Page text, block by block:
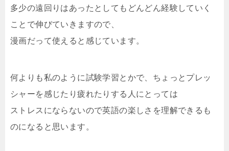
多少の遠回りはあったとしてもどんどん経験していく
ことで伸びていきますので、
漫画だって使えると感じています。
何よりも私のように試験学習とかで、ちょっとプレッ
シャーを感じたり疲れたりする人にとっては
ストレスにならないので英語の楽しさを理解できるも
のになると思います。